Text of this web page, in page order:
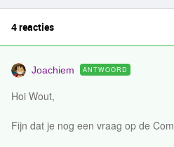
4 reacties
Joachiem ANTWOORD
Hoi Wout,
Fijn dat je nog een vraag op de